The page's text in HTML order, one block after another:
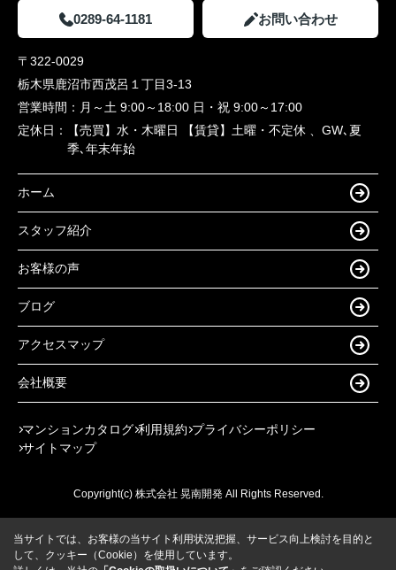
0289-64-1181 お問い合わせ
〒322-0029
栃木県鹿沼市西茂呂１丁目3-13
営業時間： 月～土 9:00～18:00 日・祝 9:00～17:00
定休日：
【売買】水・木曜日 【賃貸】土曜・不定休 、GW､夏
季､年末年始
ホーム
スタッフ紹介
お客様の声
ブログ
アクセスマップ
会社概要
マンションカタログ 利用規約 プライバシーポリシー
サイトマップ
Copyright(c) 株式会社 晃南開発 All Rights Reserved.
当サイトでは、お客様の当サイト利用状況把握、サービス向上検討を目的と
して、クッキー（Cookie）を使用しています。